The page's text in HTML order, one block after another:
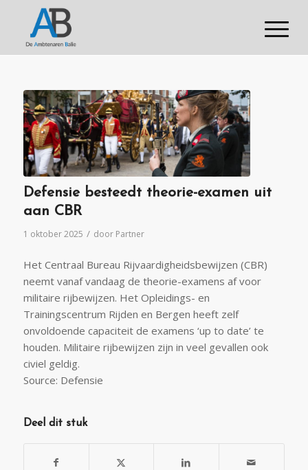
Defensie besteedt theorie-examen uit
aan CBR
1 oktober 2025 / door Partner
Het Centraal Bureau Rijvaardigheidsbewijzen (CBR)
neemt vanaf vandaag de theorie-examens af voor
militaire rijbewijzen. Het Opleidings- en
Trainingscentrum Rijden en Bergen heeft zelf
onvoldoende capaciteit de examens ‘up to date’ te
houden. Militaire rijbewijzen zijn in veel gevallen ook
civiel geldig.
Source: Defensie
Deel dit stuk